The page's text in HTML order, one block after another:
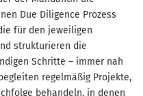
Due Diligence Prozess
für den jeweiligen
strukturieren die
Schritte – immer nah
regelmäßig Projekte,
behandeln, in denen